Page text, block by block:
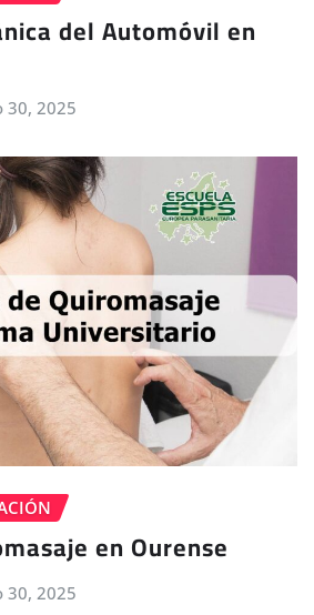
del Automóvil en
30, 2025
en Ourense
30, 2025